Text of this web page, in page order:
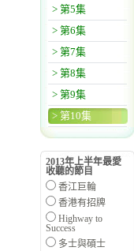
> 第5集
> 第6集
> 第7集
> 第8集
> 第9集
> 第10集
2013年上半年最愛
收聽的節目
香江巨輪
香港有招牌
Highway to
Success
多士與碩士